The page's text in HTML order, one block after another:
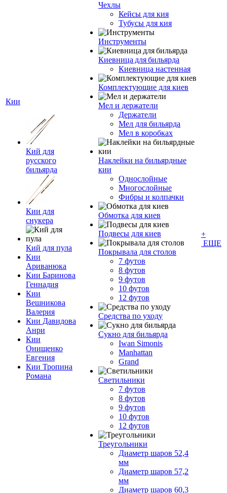
Кии
Кий для
русского
бильярда
Кии для
снукера
Кий для пула
Кии
Ариванюка
Кии Баринова
Геннадия
Кии
Вешникова
Валерия
Кии Давидова
Анри
Кии
Онищенко
Евгения
Кии Тропина
Романа
Чехлы
Кейсы для кия
Тубусы для кия
Инструменты
Киевница для бильярда
Киевница настенная
Комплектующие для киев
Мел и держатели
Держатели
Мел для бильярда
Мел в коробках
Наклейки на бильярдные
кии
Однослойные
Многослойные
Фибры и колпачки
Обмотка для киев
Подвесы для киев
Покрывала для столов
7 футов
8 футов
9 футов
10 футов
12 футов
Средства по уходу
Сукно для бильярда
Iwan Simonis
Manhattan
Grand
Светильники
7 футов
8 футов
9 футов
10 футов
12 футов
Треугольники
Диаметр шаров 52,4
мм
Диаметр шаров 57,2
мм
Диаметр шаров 60,3
+
ЕЩЕ